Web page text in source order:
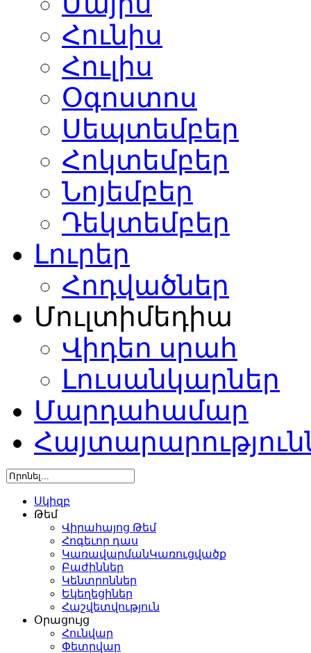
Հունիս
Հուլիս
Օգոստոս
Սեպտեմբեր
Հոկտեմբեր
Նոյեմբեր
Դեկտեմբեր
Լուրեր
Հոդվածներ
Մուլտիմեդիա
Վիդեո սրահ
Լուսանկարներ
Մարդահամար
Սկիզբ
Թեմ
Վիրահայոց Թեմ
Հոգեւոր դաս
ԿառավարմանԿառուցվածք
Բաժիններ
Կենտրոններ
Եկեղեցիներ
Հաշվետվություն
Օրացույց
Հունվար
Փետրվար